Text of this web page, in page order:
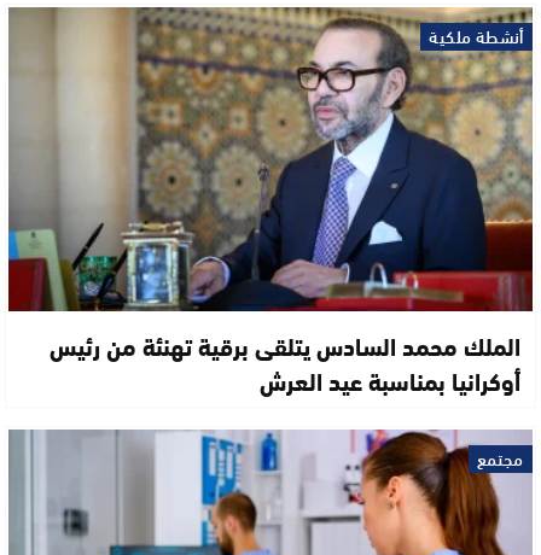
أنشطة ملكية
الملك محمد السادس يتلقى برقية تهنئة من رئيس
أوكرانيا بمناسبة عيد العرش
مجتمع